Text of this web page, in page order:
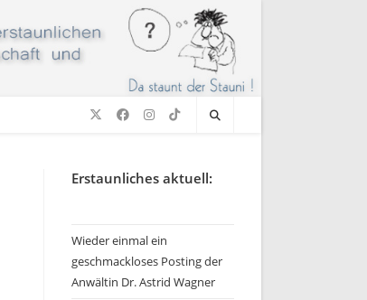
Erstaunliches aktuell:
Wieder einmal ein
geschmackloses Posting der
Anwältin Dr. Astrid Wagner